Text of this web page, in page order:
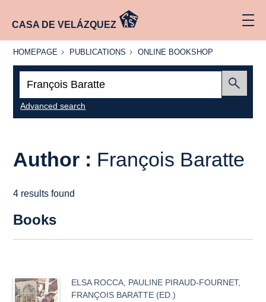
CASA DE VELÁZQUEZ
HOMEPAGE
HOMEPAGE PUBLICATIONS
PUBLICATIONS
ONLINE
ONLINE BOOKSHOP
Advanced search
Author : François Baratte
4 results found
Books
ELSA ROCCA PAULINE PIRAUD-FOURNET,
FRANÇOIS BARATTE (ED.)